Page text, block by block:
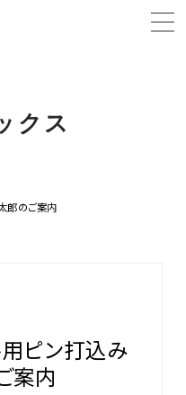
クス
郎のご案内
ピン打込み
案内